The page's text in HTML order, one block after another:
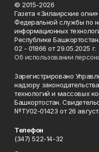
© 2015-2026
Газета «Зилаирские
Федеральной службы по
информационных
Республике
02 - 01866 от 29.05.2025 г.
Об использовании
Зарегистрировано
надзору
технологий и массовых
Башкортостан.
№ТУ02-01423 от 26
Телефон
(347) 522-14-32